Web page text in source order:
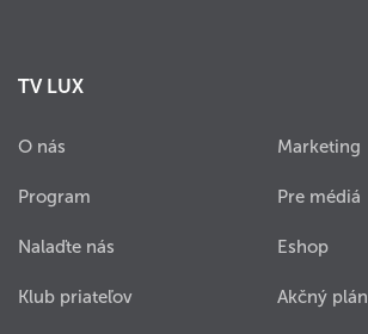
TV LUX
O nás
Program
Nalaďte nás
Klub priateľov
Marketing
Pre médiá
Eshop
Akčný plán